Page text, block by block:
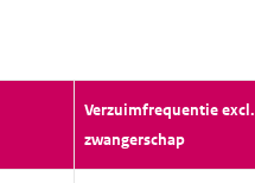
Verzuimfrequentie excl.
zwangerschap